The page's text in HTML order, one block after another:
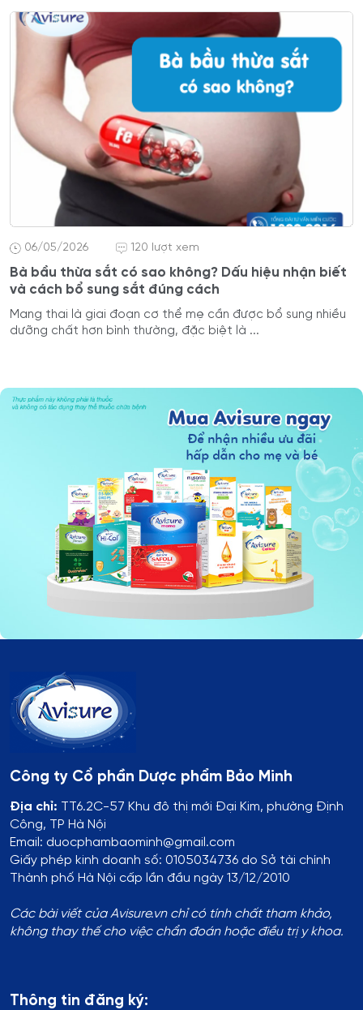
06/05/2026 120 lượt xem
Bà bầu thừa sắt có sao không? Dấu hiệu nhận biết
và cách bổ sung sắt đúng cách
Mang thai là giai đoạn cơ thể mẹ cần được bổ sung nhiều
dưỡng chất hơn bình thường, đặc biệt là ...
Công ty Cổ phần Dược phẩm Bảo Minh
Địa chỉ: TT6.2C-57 Khu đô thị mới Đại Kim, phường Định
Công, TP Hà Nội
Email: duocphambaominh@gmail.com
Giấy phép kinh doanh số: 0105034736 do Sở tài chính
Thành phố Hà Nội cấp lần đầu ngày 13/12/2010
Các bài viết của Avisure.vn chỉ có tính chất tham khảo,
không thay thế cho việc chẩn đoán hoặc điều trị y khoa.
Thông tin đăng ký: